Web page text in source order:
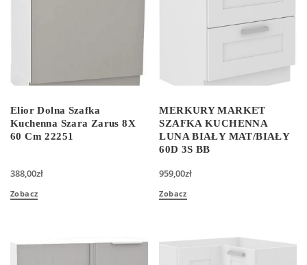
Elior Dolna Szafka
Kuchenna Szara Zarus 8X
60 Cm 22251
388,00zł
Zobacz
MERKURY MARKET
SZAFKA KUCHENNA
LUNA BIAŁY MAT/BIAŁY
60D 3S BB
959,00zł
Zobacz